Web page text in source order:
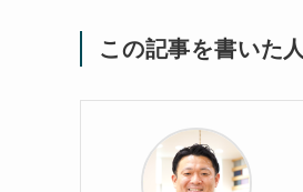
この記事を書いた人